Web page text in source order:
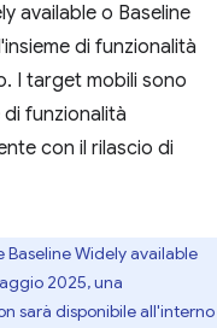
available o Baseline
di funzionalità
I target mobili sono
di funzionalità
con il rilascio di
Widely available
2025, una
sarà disponibile all'interno